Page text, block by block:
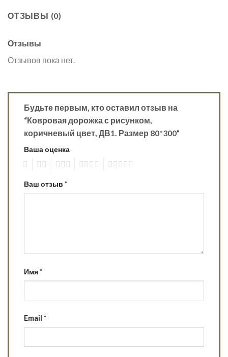
ОТЗЫВЫ (0)
Отзывы
Отзывов пока нет.
Будьте первым, кто оставил отзыв на
“Ковровая дорожка с рисунком,
коричневый цвет, ДВ1. Размер 80*300”
Ваша оценка
Ваш отзыв *
Имя*
Email *